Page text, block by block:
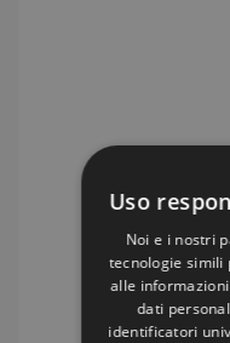
Uso
Noi e i nostri
tecnologie simili
alle
dati
identificatori